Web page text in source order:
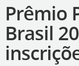
Prêmio
Brasil